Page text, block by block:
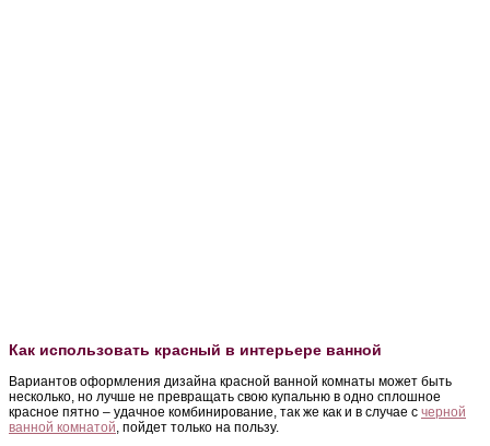
Как использовать красный в интерьере ванной
Вариантов оформления дизайна красной ванной комнаты может быть
несколько, но лучше не превращать свою купальню в одно сплошное
красное пятно – удачное комбинирование, так же как и в случае с черной
ванной комнатой , пойдет только на пользу.